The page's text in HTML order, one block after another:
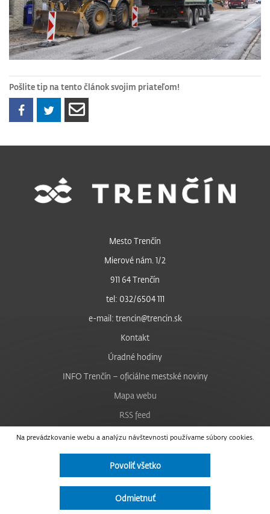
Pošlite tip na tento článok svojim priateľom!
Na prevádzkovanie webu a analýzu návštevnosti používame súbory cookies.
Povoliť všetko
Odmietnuť
Mesto Trenčín
Mierové nám. 1/2
911 64 Trenčín
tel: 032/6504 111
e-mail: trencin@trencin.sk
Kontakt
Úradné hodiny
INFO Trenčín – oficiálne mestské noviny
Mapa webu
RSS feed
Nastavenie cookies
Facebook
Instagram
Vyhlásenie o prístupnosti